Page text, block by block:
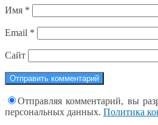
Имя *
Email *
Сайт
Отправляя комментарий, вы
персональных данных. Политика